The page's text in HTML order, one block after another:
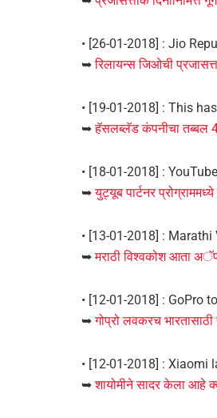
• [26-01-2018] : Jio
➥रिलायन्स जिओची
• [19-01-2018] : This
➥हॅसलब्लॅड कंपनीचा तब्बल
• [18-01-2018] :
➥युट्यूब पार्टनर
• [13-01-2018] :
➥मराठी विश्वकोश आता
• [12-01-2018] : GoPro
➥गोप्रो लवकरच
• [12-01-2018] :
➥शायोमीने सादर केला आहे